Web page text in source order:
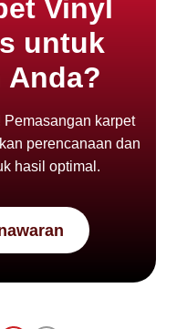
Vinyl
untuk
Anda?
karpet
perencanaan dan
hasil optimal.